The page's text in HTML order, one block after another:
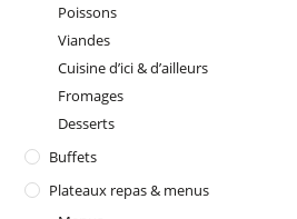
Poissons
Viandes
Cuisine d’ici & d’ailleurs
Fromages
Desserts
Buffets
Plateaux repas & menus